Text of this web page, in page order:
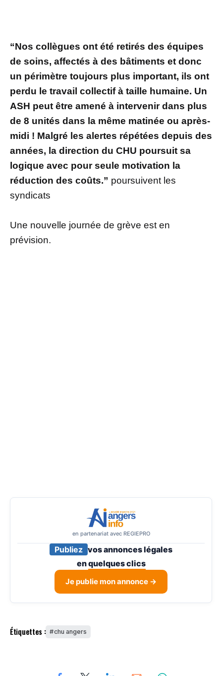
“Nos collègues ont été retirés des équipes
de soins, affectés à des bâtiments et donc
un périmètre toujours plus important, ils ont
perdu le travail collectif à taille humaine. Un
ASH peut être amené à intervenir dans plus
de 8 unités dans la même matinée ou après-
midi ! Malgré les alertes répétées depuis des
années, la direction du CHU poursuit sa
logique avec pour seule motivation la
réduction des coûts.” poursuivent les
syndicats
Une nouvelle journée de grève est en
prévision.
en partenariat avec REGIEPRO
Publiez vos annonces légales
enquelques clics
Je publie mon annonce →
Étiquettes : chu angers